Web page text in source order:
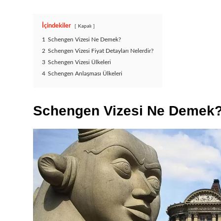
İçindekiler Kapalı
1 Schengen Vizesi Ne Demek?
2 Schengen Vizesi Fiyat Detayları Nelerdir?
3 Schengen Vizesi Ülkeleri
4 Schengen Anlaşması Ülkeleri
Schengen Vizesi Ne